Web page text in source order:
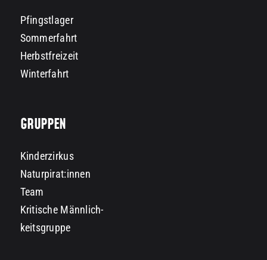
Pfingstlager
Sommerfahrt
Herbstfreizeit
Winterfahrt
GRUPPEN
Kinderzirkus
Naturpirat:innen
Team
Kritische Männlich-
keitsgruppe